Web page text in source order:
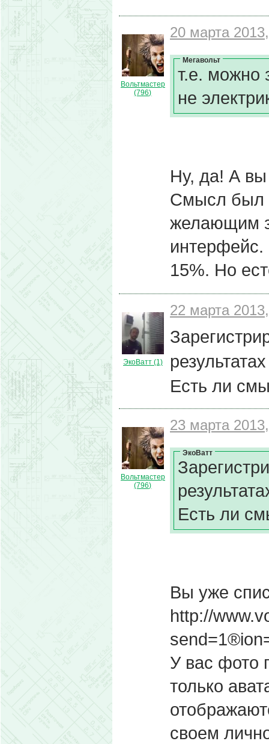
Вольтмастер
(796)
20 марта
Мегавольт
т.е. можно
не
Ну, да! А вы
Смысл был
желающим
интерфейс.
15%. Но
ЭкоВатт (1)
22 марта
Есть ли
Вольтмастер
(796)
23 марта
ЭкоВатт
Есть ли
Вы уже
http://
У вас фото
только
своем